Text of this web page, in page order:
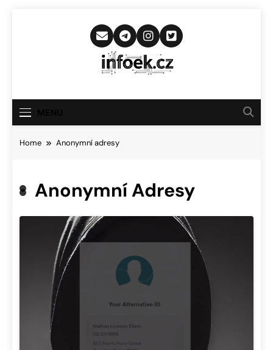
Infoek.cz
Novinkám
Home Anonymní adresy
Anonymní Adresy